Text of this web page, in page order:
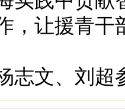
，让援青
文、刘超